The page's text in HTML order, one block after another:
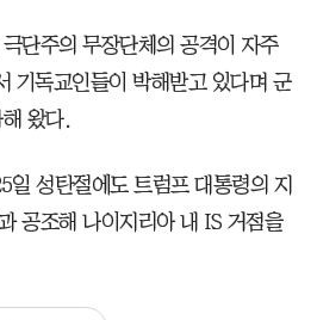
단주의 무장단체의 공격이 자주
기독교인들이 박해받고 있다며 군
왔다.
일 성탄절에도 트럼프 대통령의 지
공조해 나이지리아 내 IS 거점을